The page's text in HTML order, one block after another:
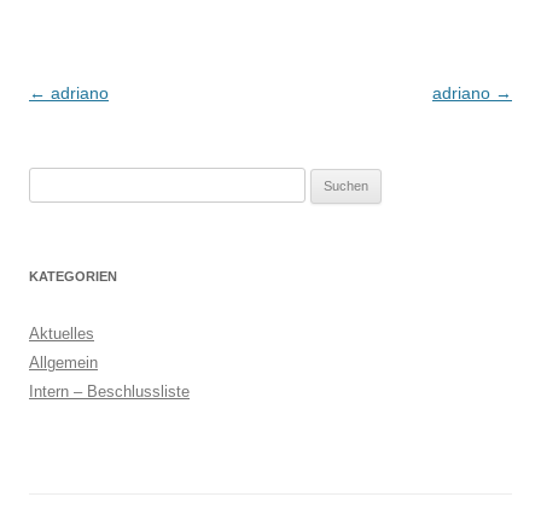
Beitragsnavigation
← adriano adriano →
KATEGORIEN
Aktuelles
Allgemein
Intern – Beschlussliste